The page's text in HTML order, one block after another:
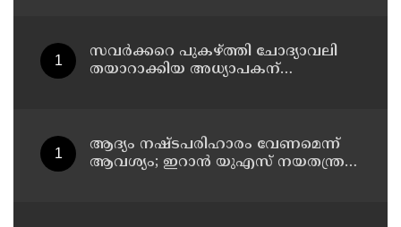
സവര്‍ക്കറെ പുകഴ്ത്തി ചോദ്യാവലി
തയാറാക്കിയ അധ്യാപകന്
ആദ്യം നഷ്ടപരിഹാരം വേണമെന്ന്
ആവശ്യം; ഇറാന്‍ യുഎസ് നയതന്ത്ര